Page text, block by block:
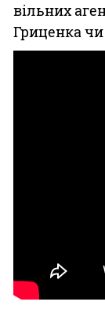
вільних
Гриценка